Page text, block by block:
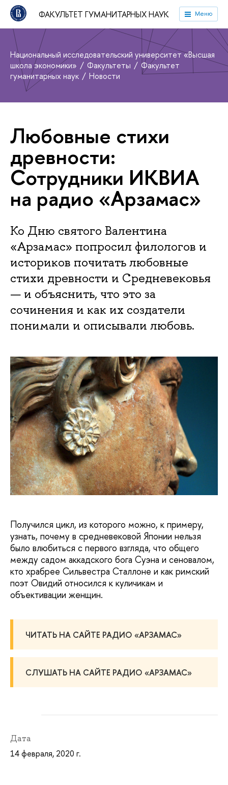
ФАКУЛЬТЕТ ГУМАНИТАРНЫХ НАУК Меню
Национальный исследовательский университет «Высшая
школа экономики»
Факультеты
Факультет
гуманитарных наук
Новости
Любовные стихи
древности:
Сотрудники ИКВИА
на радио «Арзамас»
Ко Дню святого Валентина
«Арзамас» попросил филологов и
историков почи­тать любовные
стихи древности и Средневековья
— и объяснить, что это за
сочинения и как их создатели
понимали и описывали любовь.
Получился цикл, из которого можно, к примеру,
узнать, почему в средневековой Японии нельзя
было влюбиться с первого взгляда, что общего
между садом аккадского бога Суэна и сеновалом,
кто храбрее Сильвестра Сталлоне и как римский
поэт Овидий относился к куличикам и
объективации женщин.
ЧИТАТЬ НА САЙТЕ РАДИО «АРЗАМАС»
СЛУШАТЬ НА САЙТЕ РАДИО «АРЗАМАС»
Дата
14 февраля, 2020 г.